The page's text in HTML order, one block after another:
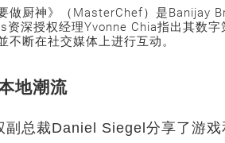
做厨神》（MasterChef）是Banijay
资深授权经理Yvonne Chia指出其数字
不断在社交媒体上进行互动。
地潮流
副总裁Daniel Siegel分享了游戏